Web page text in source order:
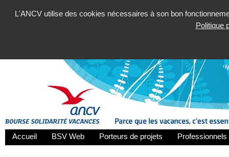
L'ANCV utilise des cookies nécessaires à son bon
Politique
Accueil BSV Web Porteurs de projets